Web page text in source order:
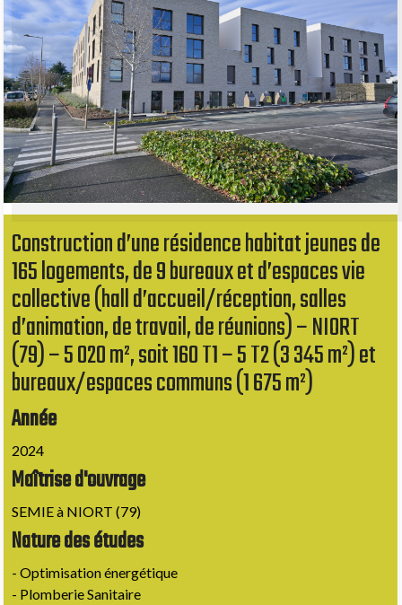
Construction d’une résidence habitat jeunes de
165 logements, de 9 bureaux et d’espaces vie
collective (hall d’accueil/réception, salles
d’animation, de travail, de réunions) – NIORT
(79) – 5 020 m², soit 160 T1 – 5 T2 (3 345 m²) et
bureaux/espaces communs (1 675 m²)
Année
2024
Maîtrise d'ouvrage
SEMIE à NIORT (79)
Nature des études
- Optimisation énergétique
- Plomberie Sanitaire